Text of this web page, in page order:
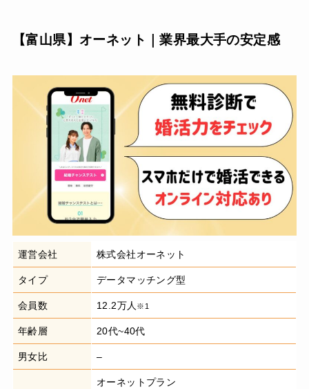
【富山県】オーネット｜業界最大手の安定感
運営会社 株式会社オーネット
タイプ データマッチング型
会員数 12.2万人 ※1
年齢層 20代~40代
男女比 –
オーネットプラン